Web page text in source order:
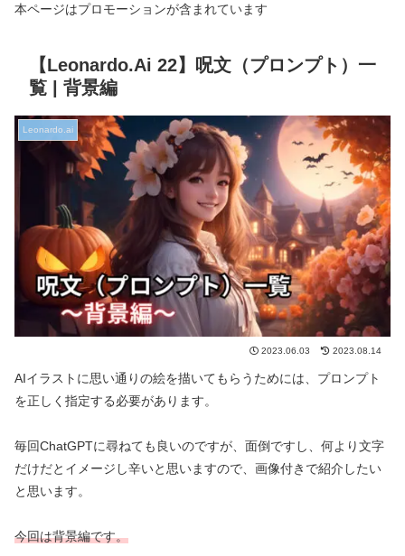
本ページはプロモーションが含まれています
【Leonardo.Ai 22】呪文（プロンプト）一
覧 | 背景編
Leonardo.ai
2023.06.03 2023.08.14
AIイラストに思い通りの絵を描いてもらうためには、プロンプト
を正しく指定する必要があります。
毎回ChatGPTに尋ねても良いのですが、面倒ですし、何より文字
だけだとイメージし辛いと思いますので、画像付きで紹介したい
と思います。
今回は背景編です。